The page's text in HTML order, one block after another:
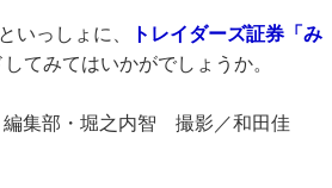
いっしょに、
トレイダーズ証券「み
てみてはいかがでしょうか。
編集部・堀之内智 撮影／和田佳